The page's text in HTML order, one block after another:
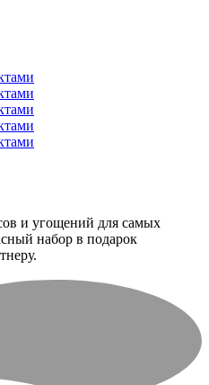
и угощений для самых
набор в подарок